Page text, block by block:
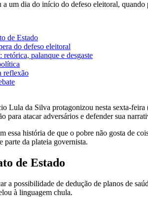
a um dia do início do defeso eleitoral,
de Estado
do defeso eleitoral
palanque e desgaste
reflexão
Lula da Silva protagonizou nesta sexta-
para atacar adversários e defender sua
essa história de que o pobre não gosta de
parte da plateia governista.
de Estado
a possibilidade de dedução de planos de
à linguagem chula.